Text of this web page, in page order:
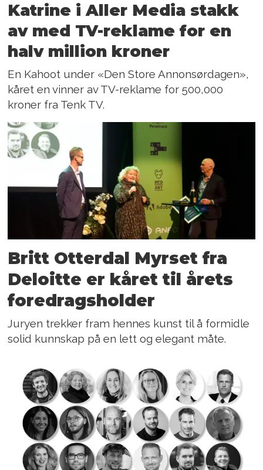
Katrine i Aller Media stakk
av med TV-reklame for en
halv million kroner
En Kahoot under «Den Store Annonsørdagen»,
kåret en vinner av TV-reklame for 500,000
kroner fra Tenk TV.
Britt Otterdal Myrset fra
Deloitte er kåret til årets
foredragsholder
Juryen trekker fram hennes kunst til å formidle
solid kunnskap på en lett og elegant måte.